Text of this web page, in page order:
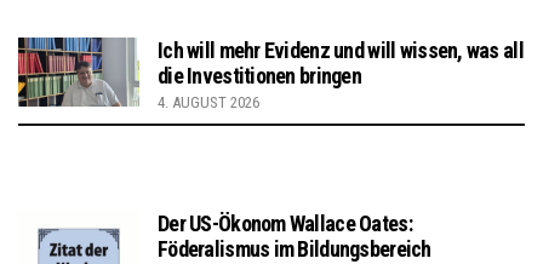
Ich will mehr Evidenz und will wissen, was all
die Investitionen bringen
4. AUGUST 2026
Der US-Ökonom Wallace Oates:
Föderalismus im Bildungsbereich